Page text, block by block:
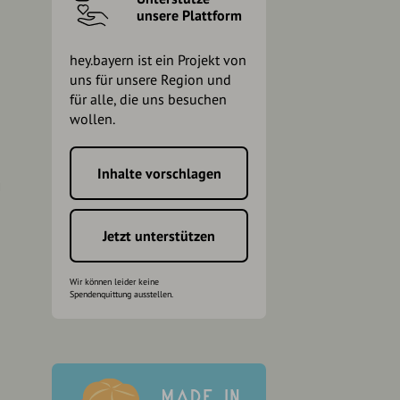
unsere Plattform
hey.bayern ist ein Projekt von
uns für unsere Region und
für alle, die uns besuchen
wollen.
Inhalte vorschlagen
Jetzt unterstützen
Wir können leider keine
Spendenquittung ausstellen.